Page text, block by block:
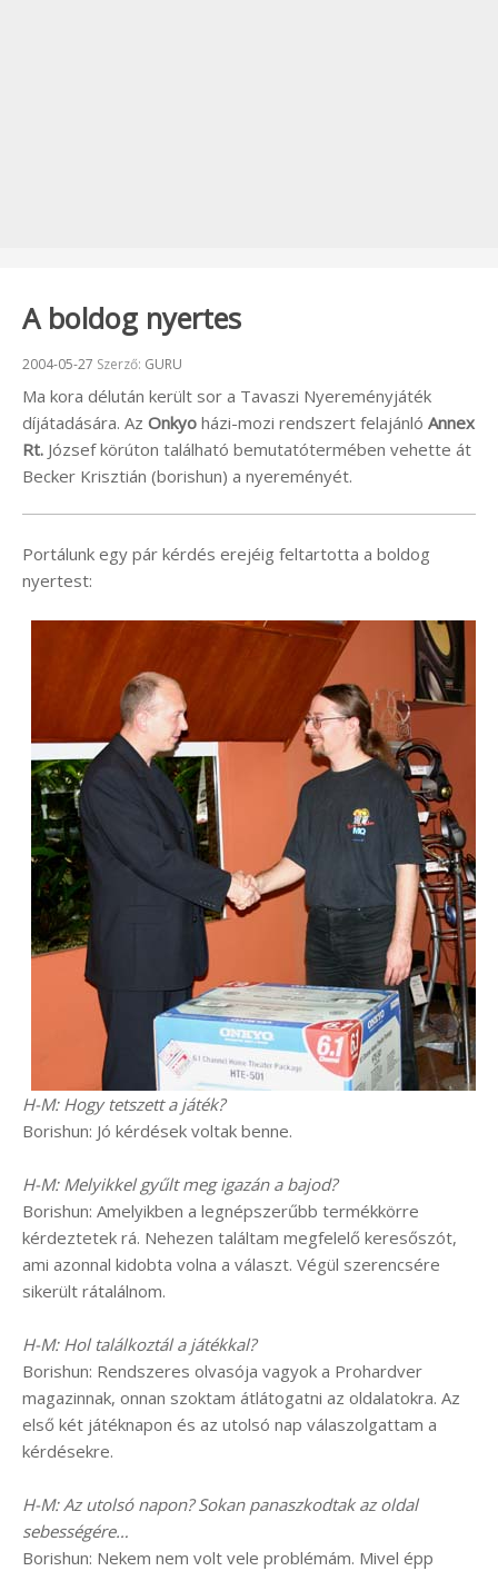
A boldog nyertes
Beküldve:
2004-05-27 Szerző: GURU
Ma kora délután került sor a Tavaszi Nyereményjáték
díjátadására. Az Onkyo házi-mozi rendszert felajánló Annex
Rt. József körúton található bemutatótermében vehette át
Becker Krisztián (borishun) a nyereményét.
Portálunk egy pár kérdés erejéig feltartotta a boldog
nyertest:
H-M: Hogy tetszett a játék?
Borishun: Jó kérdések voltak benne.
H-M: Melyikkel gyűlt meg igazán a bajod?
Borishun: Amelyikben a legnépszerűbb termékkörre
kérdeztetek rá. Nehezen találtam megfelelő keresőszót,
ami azonnal kidobta volna a választ. Végül szerencsére
sikerült rátalálnom.
H-M: Hol találkoztál a játékkal?
Borishun: Rendszeres olvasója vagyok a Prohardver
magazinnak, onnan szoktam átlátogatni az oldalatokra. Az
első két játéknapon és az utolsó nap válaszolgattam a
kérdésekre.
H-M: Az utolsó napon? Sokan panaszkodtak az oldal
sebességére…
Borishun: Nekem nem volt vele problémám. Mivel épp